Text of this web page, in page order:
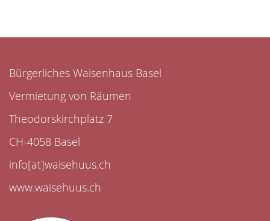
Bürgerliches Waisenhaus Basel
Vermietung von Räumen
Theodorskirchplatz 7
CH-4058 Basel
info[at]waisehuus.ch
www.waisehuus.ch